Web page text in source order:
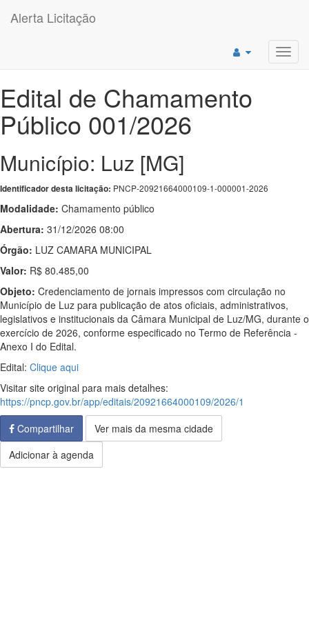
Alerta Licitação
Edital de Chamamento
Público 001/2026
Município: Luz [MG]
Identificador desta licitação: PNCP-20921664000109-1-000001-2026
Modalidade: Chamamento público
Abertura: 31/12/2026 08:00
Órgão: LUZ CAMARA MUNICIPAL
Valor: R$ 80.485,00
Objeto: Credenciamento de jornais impressos com circulação no
Município de Luz para publicação de atos oficiais, administrativos,
legislativos e institucionais da Câmara Municipal de Luz/MG, durante o
exercício de 2026, conforme especificado no Termo de Referência -
Anexo I do Edital.
Edital: Clique aqui
Visitar site original para mais detalhes:
https://pncp.gov.br/app/editais/20921664000109/2026/1
Compartilhar
Ver mais da mesma cidade
Adicionar à agenda